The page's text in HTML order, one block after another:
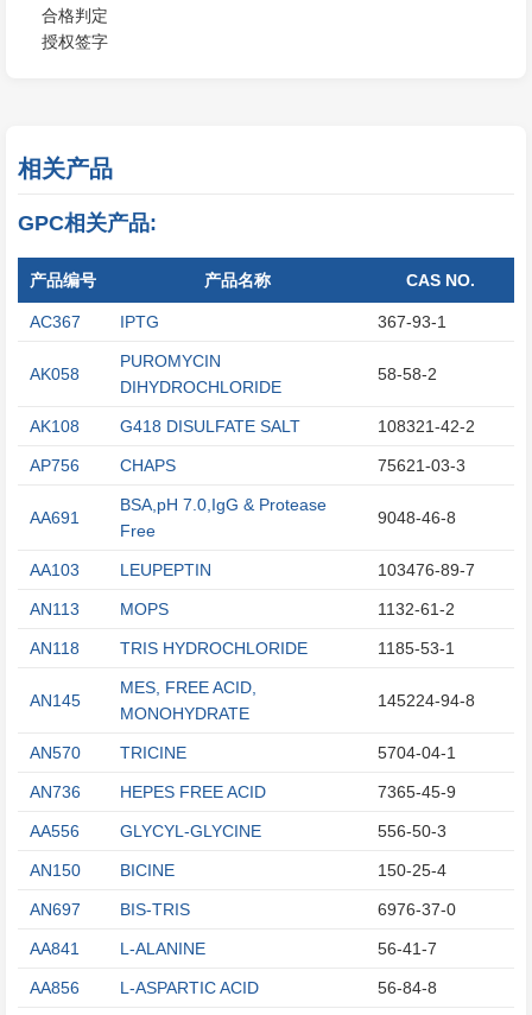
合格判定
授权签字
相关产品
GPC相关产品:
产品编号 产品名称 CAS NO.
AC367 IPTG 367-93-1
AK058
PUROMYCIN
DIHYDROCHLORIDE
58-58-2
AK108 G418 DISULFATE SALT 108321-42-2
AP756 CHAPS 75621-03-3
AA691
BSA,pH 7.0,IgG & Protease
Free
9048-46-8
AA103 LEUPEPTIN 103476-89-7
AN113 MOPS 1132-61-2
AN118 TRIS HYDROCHLORIDE 1185-53-1
AN145
MES, FREE ACID,
MONOHYDRATE
145224-94-8
AN570 TRICINE 5704-04-1
AN736 HEPES FREE ACID 7365-45-9
AA556 GLYCYL-GLYCINE 556-50-3
AN150 BICINE 150-25-4
AN697 BIS-TRIS 6976-37-0
AA841 L-ALANINE 56-41-7
AA856 L-ASPARTIC ACID 56-84-8